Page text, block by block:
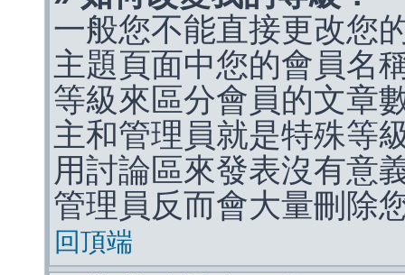
一般您不能直接更改您
主題頁面中您的會員名
等級來區分會員的文章
主和管理員就是特殊等
用討論區來發表沒有意
管理員反而會大量刪除
回頂端